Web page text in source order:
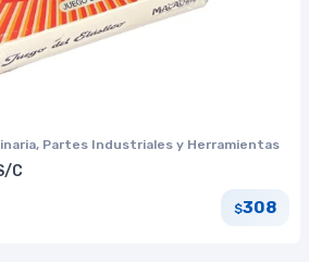
Partes Industriales y Herramientas
C
$308